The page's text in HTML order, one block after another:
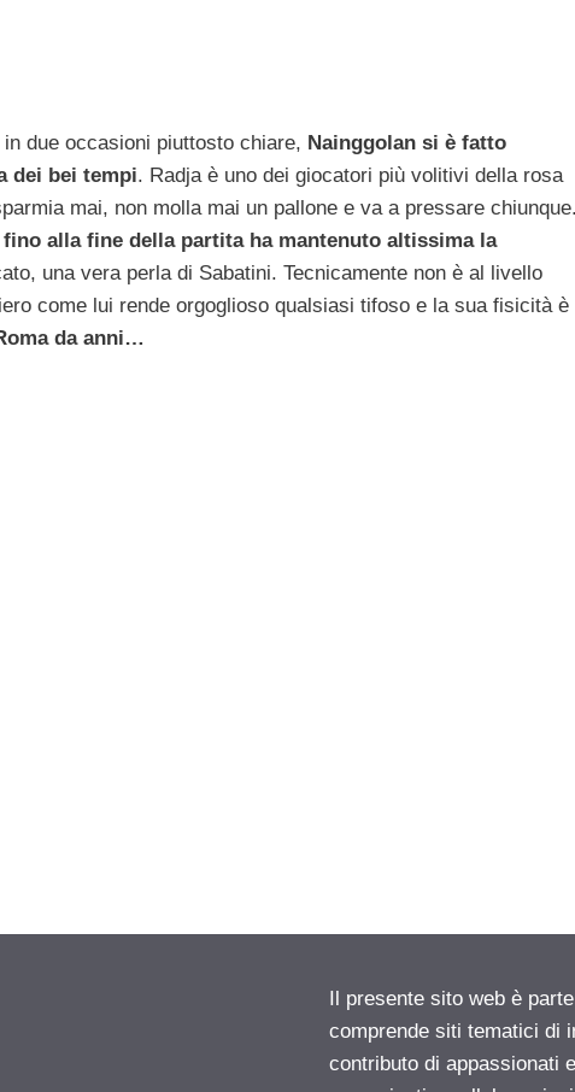
due occasioni piuttosto chiare, Nainggolan si è fatto
dei bei tempi. Radja è uno dei giocatori più volitivi della rosa
mai, non molla mai un pallone e va a pressare
fino alla fine della partita ha mantenuto altissima la
una vera perla di Sabatini. Tecnicamente non è al livello
come lui rende orgoglioso qualsiasi tifoso e la sua fisicità è
da anni…
Il presente sito web è
comprende siti tematici di
contributo di appassionati